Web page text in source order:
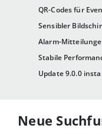
QR-Codes für
Sensibler
Alarm-
Stabile
Update 9.0.0
Neue